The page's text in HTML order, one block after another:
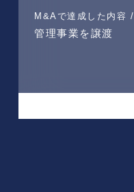
M&Aで達成した内容 /
管理事業を譲渡